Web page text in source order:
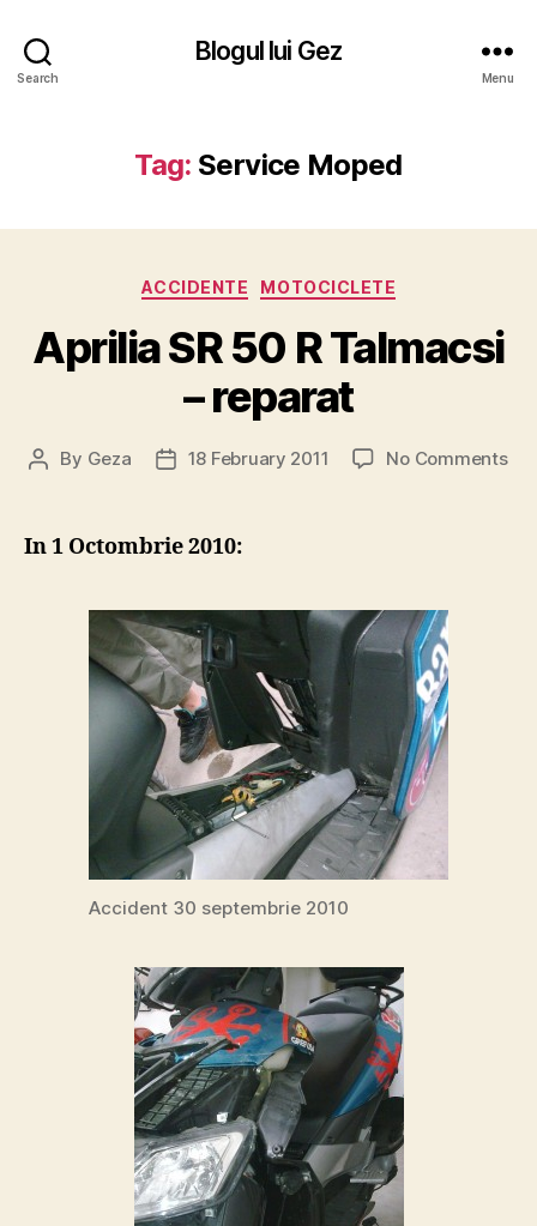
Search
Blogul lui Gez
Menu
Tag: Service Moped
Categories
ACCIDENTE MOTOCICLETE
Aprilia SR 50 R Talmacsi
– reparat
Post
By Geza
Post18 February 2011 No Commentson
In 1 Octombrie 2010:
Accident 30 septembrie 2010